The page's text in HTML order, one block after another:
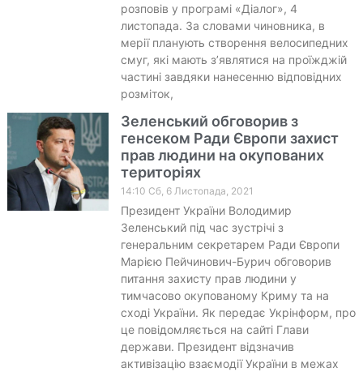
розповів у програмі «Діалог», 4
листопада. За словами чиновника, в
мерії планують створення велосипедних
смуг, які мають з’являтися на проїжджій
частині завдяки нанесенню відповідних
розміток,
Зеленський обговорив з
генсеком Ради Європи захист
прав людини на окупованих
територіях
14:10 Сб, 6 Листопада, 2021
Президент України Володимир
Зеленський під час зустрічі з
генеральним секретарем Ради Європи
Марією Пейчинович-Бурич обговорив
питання захисту прав людини у
тимчасово окупованому Криму та на
сході України. Як передає Укрінформ, про
це повідомляється на сайті Глави
держави. Президент відзначив
активізацію взаємодії України в межах